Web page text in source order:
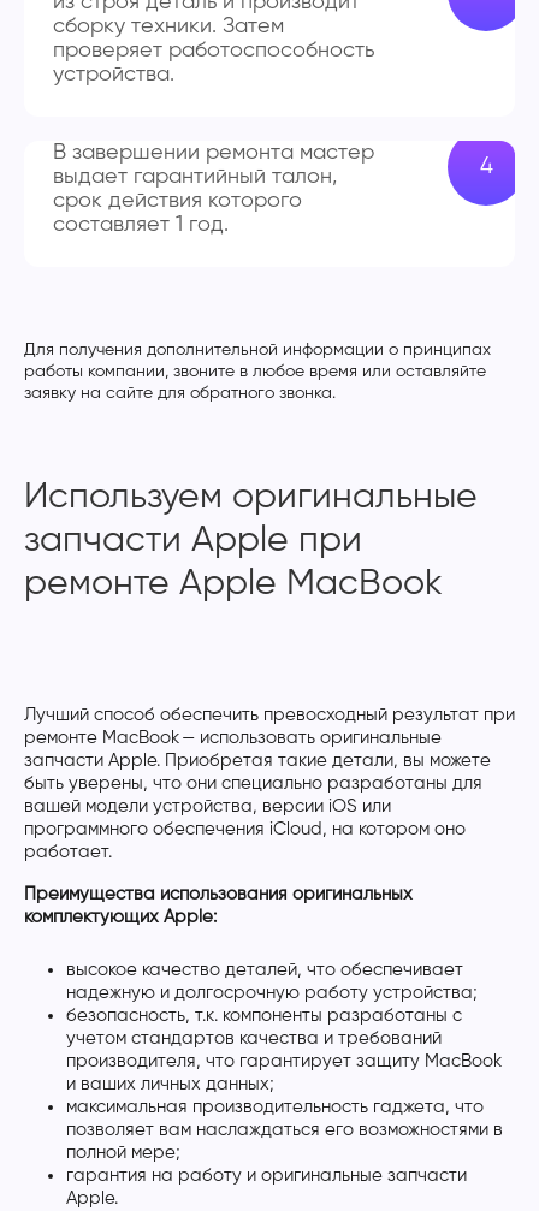
сборку техники. Затем
проверяет работоспособность
устройства.
В завершении ремонта мастер
выдает гарантийный талон,
срок действия которого
составляет 1 год.
Для получения дополнительной информации о принципах
работы компании, звоните в любое время или оставляйте
заявку на сайте для обратного звонка.
Используем оригинальные
запчасти Apple при
ремонте Apple MacBook
Лучший способ обеспечить превосходный результат при
ремонте MacBook — использовать оригинальные
запчасти Apple. Приобретая такие детали, вы можете
быть уверены, что они специально разработаны для
вашей модели устройства, версии iOS или
программного обеспечения iCloud, на котором оно
работает.
Преимущества использования оригинальных
комплектующих Apple:
высокое качество деталей, что обеспечивает
надежную и долгосрочную работу устройства;
безопасность, т.к. компоненты разработаны с
учетом стандартов качества и требований
производителя, что гарантирует защиту MacBook
и ваших личных данных;
максимальная производительность гаджета, что
позволяет вам наслаждаться его возможностями в
полной мере;
гарантия на работу и оригинальные запчасти
Apple.